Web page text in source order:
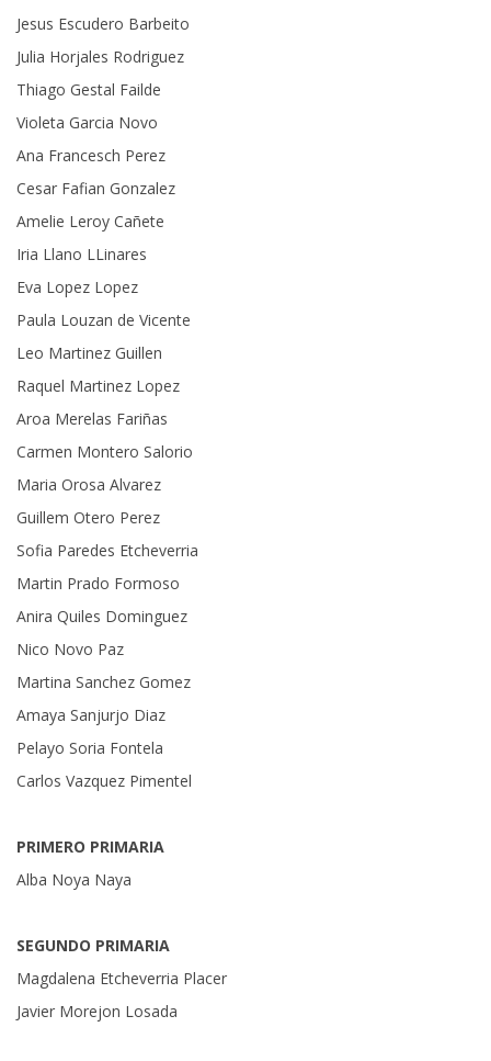
Jesus Escudero Barbeito
Julia Horjales Rodriguez
Thiago Gestal Failde
Violeta Garcia Novo
Ana Francesch Perez
Cesar Fafian Gonzalez
Amelie Leroy Cañete
Iria Llano LLinares
Eva Lopez Lopez
Paula Louzan de Vicente
Leo Martinez Guillen
Raquel Martinez Lopez
Aroa Merelas Fariñas
Carmen Montero Salorio
Maria Orosa Alvarez
Guillem Otero Perez
Sofia Paredes Etcheverria
Martin Prado Formoso
Anira Quiles Dominguez
Nico Novo Paz
Martina Sanchez Gomez
Amaya Sanjurjo Diaz
Pelayo Soria Fontela
Carlos Vazquez Pimentel
PRIMERO PRIMARIA
Alba Noya Naya
SEGUNDO PRIMARIA
Magdalena Etcheverria Placer
Javier Morejon Losada